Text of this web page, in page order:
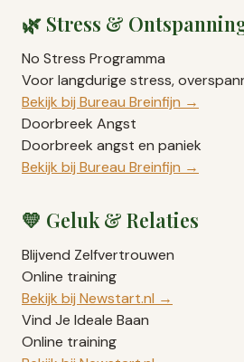
🌿 Stress &
No Stress Programma
Voor langdurige stress,
Bekijk bij Bureau Breinfijn →
Doorbreek Angst
Doorbreek angst en paniek
Bekijk bij Bureau Breinfijn →
💛 Geluk & Relaties
Blijvend Zelfvertrouwen
Online training
Bekijk bij Newstart.nl →
Vind Je Ideale Baan
Online training